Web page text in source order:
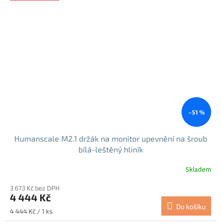
–51 %
Humanscale M2.1 držák na monitor upevnění na šroub
bílá-leštěný hliník
Skladem
3 673 Kč bez DPH
4 444 Kč
Měrná
cena:
4 444 Kč / 1 ks
Do košíku